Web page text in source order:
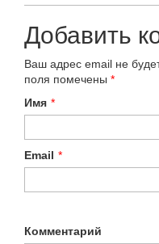
Добавить
Ваш адрес email не
поля помечены *
Имя *
Email *
Комментарий